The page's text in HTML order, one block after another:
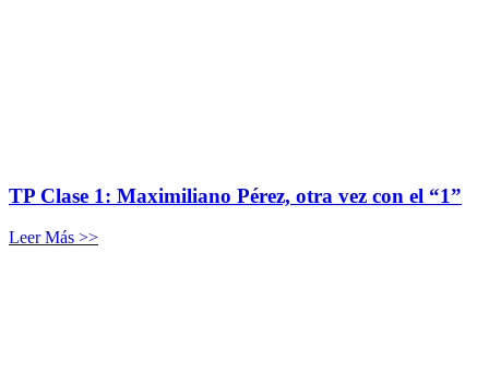
TP Clase 1: Maximiliano Pérez, otra vez con el “1”
Leer Más >>